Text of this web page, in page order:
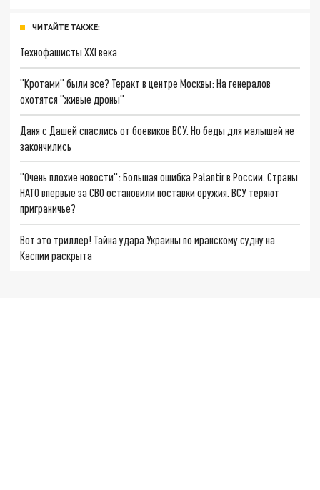
ЧИТАЙТЕ ТАКЖЕ:
Технофашисты XXI века
"Кротами" были все? Теракт в центре Москвы: На генералов
охотятся "живые дроны"
Даня с Дашей спаслись от боевиков ВСУ. Но беды для малышей не
закончились
"Очень плохие новости": Большая ошибка Palantir в России. Страны
НАТО впервые за СВО остановили поставки оружия. ВСУ теряют
приграничье?
Вот это триллер! Тайна удара Украины по иранскому судну на
Каспии раскрыта